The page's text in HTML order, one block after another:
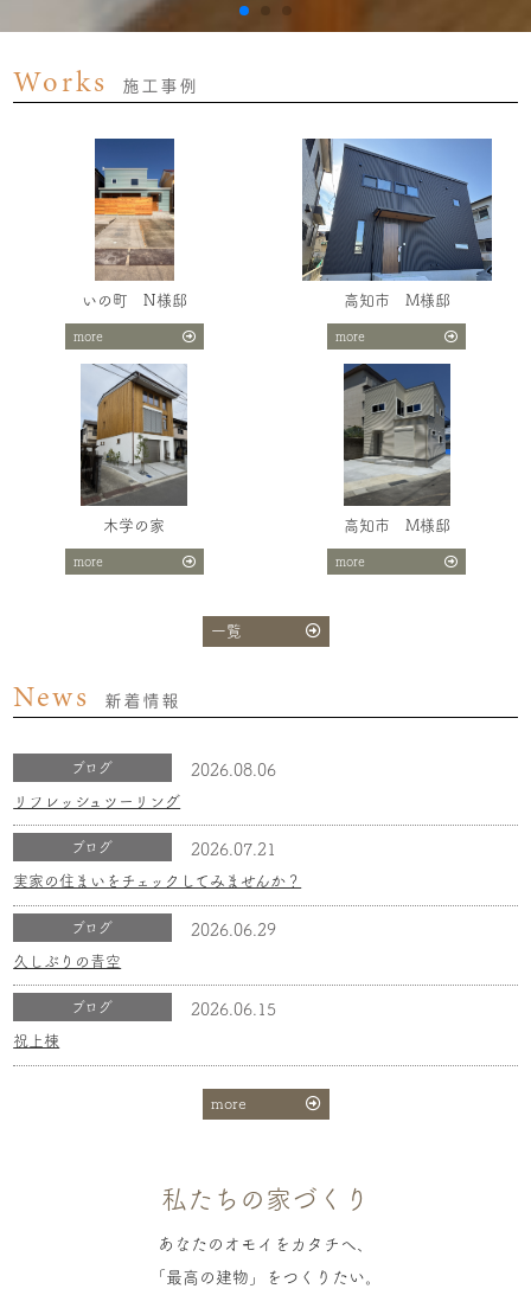
Works 施工事例
いの町 N様邸
more
高知市 M様邸
more
木学の家
more
高知市 M様邸
more
一覧
News 新着情報
ブログ 2026.08.06
リフレッシュツーリング
ブログ 2026.07.21
実家の住まいをチェックしてみませんか？
ブログ 2026.06.29
久しぶりの青空
ブログ 2026.06.15
祝上棟
more
私たちの家づくり
あなたのオモイをカタチへ、
「最高の建物」をつくりたい。